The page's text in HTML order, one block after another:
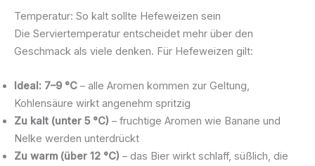
Temperatur: So kalt sollte Hefeweizen sein
Die Serviertemperatur entscheidet mehr über den
Geschmack als viele denken. Für Hefeweizen gilt:
Ideal: 7–9 °C – alle Aromen kommen zur Geltung,
Kohlensäure wirkt angenehm spritzig
Zu kalt (unter 5 °C) – fruchtige Aromen wie Banane und
Nelke werden unterdrückt
Zu warm (über 12 °C) – das Bier wirkt schlaff, süßlich, die